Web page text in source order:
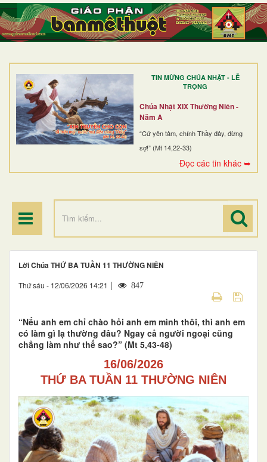
TIN MỪNG CHÚA NHẬT - LỄ
TRỌNG
Chúa Nhật XIX Thường Niên -
Năm A
“Cứ yên tâm, chính Thầy đây, đừng
sợ!” (Mt 14,22-33)
Đọc các tin khác ➥
TRANG NHẤT
GIỚI THIỆU
DÒNG TU
BAN MỤC VỤ
ĐOÀN THỂ CG
ĐIỂM HÀNH HƯƠNG
Lời Chúa THỨ BA TUẦN 11 THƯỜNG NIÊN
Thứ sáu - 12/06/2026 14:21 | 847
“Nếu anh em chỉ chào hỏi anh em mình thôi, thì anh em
có làm gì lạ thường đâu? Ngay cả người ngoại cũng
chẳng làm như thế sao?” (Mt 5,43-48)
16/06/2026
THỨ BA TUẦN 11 THƯỜNG NIÊN